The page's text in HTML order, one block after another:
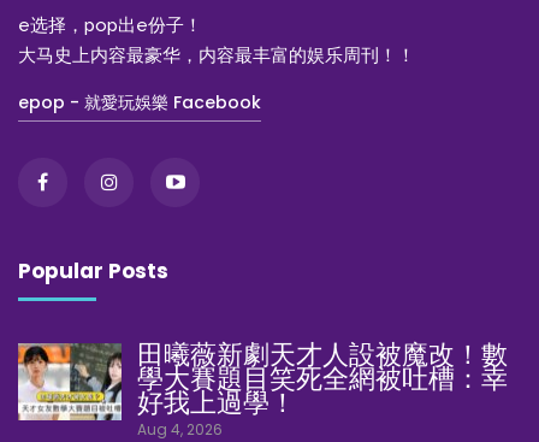
e选择，pop出e份子！
大马史上内容最豪华，内容最丰富的娱乐周刊！！
epop - 就愛玩娛樂 Facebook
Popular Posts
田曦薇新劇天才人設被魔改！數
學大賽題目笑死全網被吐槽：幸
好我上過學！
Aug 4, 2026